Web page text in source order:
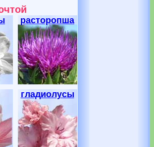
расторопша
гладиолусы